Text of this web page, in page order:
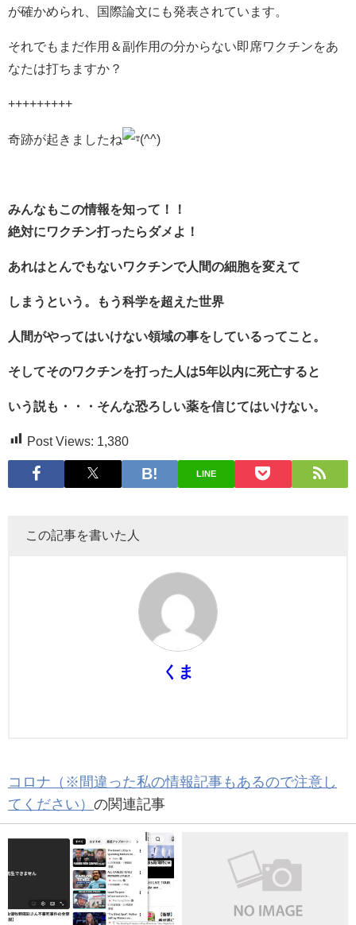
が確かめられ、国際論文にも発表されています。
それでもまだ作用＆副作用の分からない即席ワクチンをあ
なたは打ちますか？
+++++++++
奇跡が起きましたね (^^)
みんなもこの情報を知って！！
絶対にワクチン打ったらダメよ！
あれはとんでもないワクチンで人間の細胞を変えて
しまうという。もう科学を超えた世界
人間がやってはいけない領域の事をしているってこと。
そしてそのワクチンを打った人は5年以内に死亡すると
いう説も・・・そんな恐ろしい薬を信じてはいけない。
Post Views: 1,380
LINE
この記事を書いた人
くま
コロナ（※間違った私の情報記事もあるので注意し
てください） の関連記事